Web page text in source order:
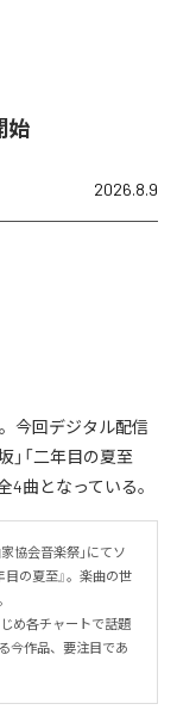
始
2026.8.9
今回デジタル配信
」「二年目の夏至
4曲となっている。
協会音楽祭」にてソ
の夏至』。楽曲の世
め各チャートで話題
今作品、要注目であ